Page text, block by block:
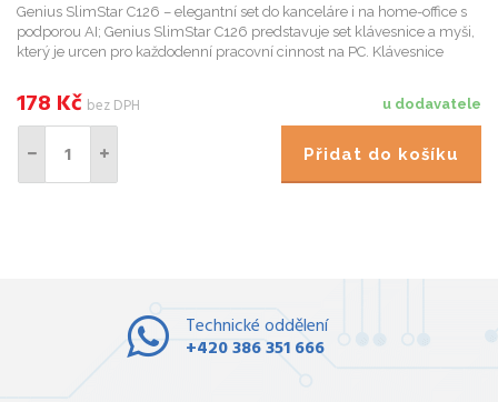
Genius SlimStar C126 – elegantní set do kanceláre i na home-office s
podporou AI; Genius SlimStar C126 predstavuje set klávesnice a myši,
který je urcen pro každodenní pracovní cinnost na PC. Klávesnice
u dodavatele
178 Kč bez DPH
Přidat do košíku
Technické oddělení
+420 386 351 666